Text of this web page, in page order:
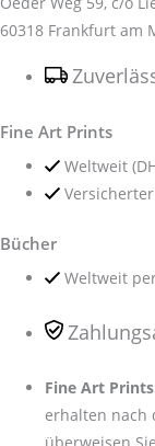
60318 Frankfurt am
Fine Art Prints
Weltweit
Bücher
Weltweit
Fine Art
erhalten nach
überweisen